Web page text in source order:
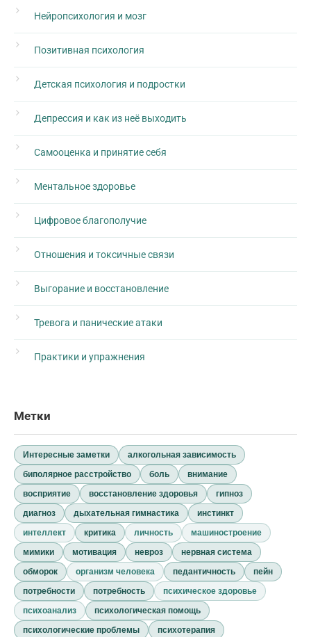
Нейропсихология и мозг
Позитивная психология
Детская психология и подростки
Депрессия и как из неё выходить
Самооценка и принятие себя
Ментальное здоровье
Цифровое благополучие
Отношения и токсичные связи
Выгорание и восстановление
Тревога и панические атаки
Практики и упражнения
Метки
Интересные заметки
алкогольная зависимость
биполярное расстройство
боль
внимание
восприятие
восстановление здоровья
гипноз
диагноз
дыхательная гимнастика
инстинкт
интеллект
критика личность
машиностроение
мимики
мотивация невроз
нервная система
обморок
организм человека педантичность
пейн
потребности
потребность
психическое здоровье
психоанализ
психологическая помощь
психологические проблемы
психотерапия